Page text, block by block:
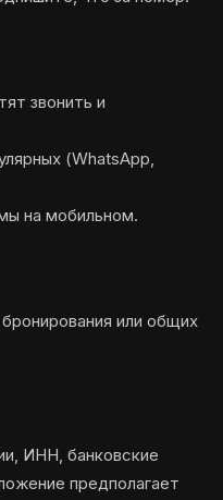
звонить и
(WhatsApp,
на мобильном.
или общих
ИНН, банковские
предполагает